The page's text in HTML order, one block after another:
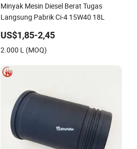
Minyak Mesin Diesel Berat Tugas
Langsung Pabrik Ci-4 15W40 18L
US$1,85-2,45
2.000 L (MOQ)